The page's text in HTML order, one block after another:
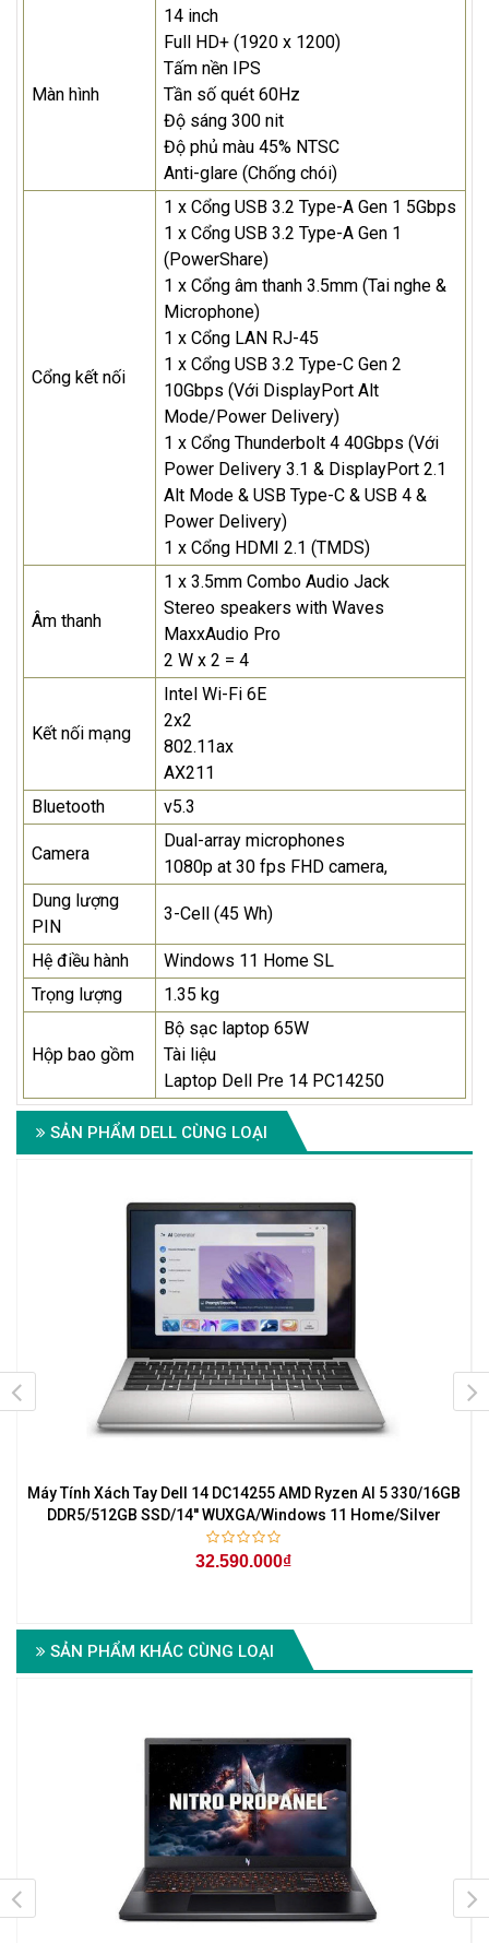
Màn hình
14 inch
Full HD+ (1920 x 1200)
Tấm nền IPS
Tần số quét 60Hz
Độ sáng 300 nit
Độ phủ màu 45% NTSC
Anti-glare (Chống chói)
Cổng kết nối
1 x Cổng USB 3.2 Type-A Gen 1 5Gbps
1 x Cổng USB 3.2 Type-A Gen 1
(PowerShare)
1 x Cổng âm thanh 3.5mm (Tai nghe &
Microphone)
1 x Cổng LAN RJ-45
1 x Cổng USB 3.2 Type-C Gen 2
10Gbps (Với DisplayPort Alt
Mode/Power Delivery)
1 x Cổng Thunderbolt 4 40Gbps (Với
Power Delivery 3.1 & DisplayPort 2.1
Alt Mode & USB Type-C & USB 4 &
Power Delivery)
1 x Cổng HDMI 2.1 (TMDS)
Âm thanh
1 x 3.5mm Combo Audio Jack
Stereo speakers with Waves
MaxxAudio Pro
2 W x 2 = 4
Kết nối mạng
Intel Wi-Fi 6E
2x2
802.11ax
AX211
Bluetooth
v5.3
Camera
Dual-array microphones
1080p at 30 fps FHD camera,
Dung lượng
PIN
3-Cell (45 Wh)
Hệ điều hành
Windows 11 Home SL
Trọng lượng
1.35 kg
Hộp bao gồm
Bộ sạc laptop 65W
Tài liệu
Laptop Dell Pre 14 PC14250
SẢN PHẨM DELL CÙNG LOẠI
Máy Tính Xách Tay Dell 14 DC14255 AMD Ryzen AI 5 330/16GB
DDR5/512GB SSD/14'' WUXGA/Windows 11 Home/Silver
32.590.000₫
SẢN PHẨM KHÁC CÙNG LOẠI